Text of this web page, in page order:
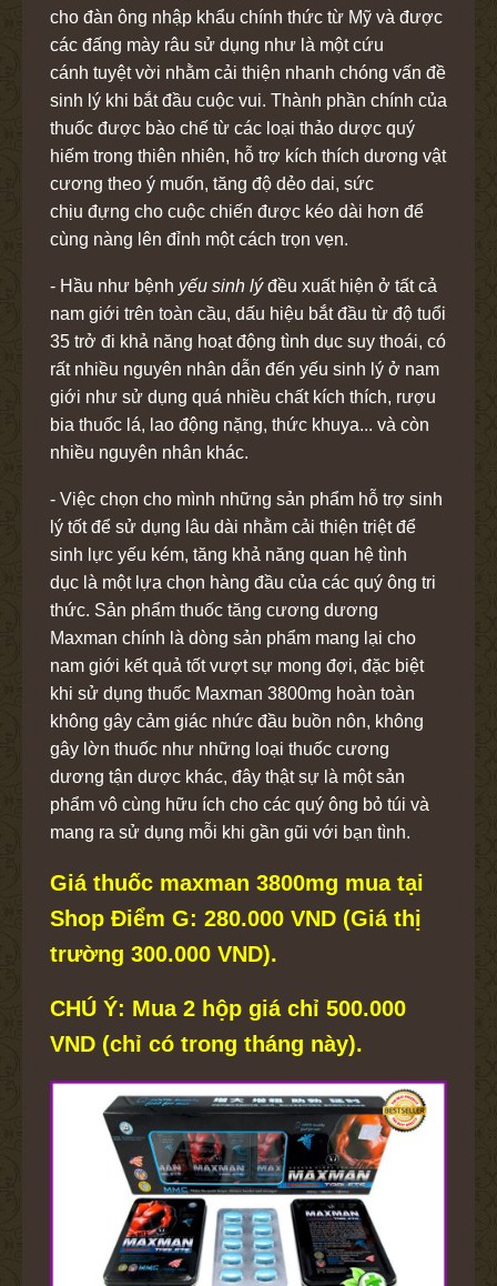
cho đàn ông nhập khẩu chính thức từ Mỹ và được
các đấng mày râu sử dụng như là một cứu
cánh tuyệt vời nhằm cải thiện nhanh chóng vấn đề
sinh lý khi bắt đầu cuộc vui. Thành phần chính của
thuốc được bào chế từ các loại thảo dược quý
hiếm trong thiên nhiên, hỗ trợ kích thích dương vật
cương theo ý muốn, tăng độ dẻo dai, sức
chịu đựng cho cuộc chiến được kéo dài hơn để
cùng nàng lên đỉnh một cách trọn vẹn.
- Hầu như bệnh yếu sinh lýđều xuất hiện ở tất cả
nam giới trên toàn cầu, dấu hiệu bắt đầu từ độ tuổi
35 trở đi khả năng hoạt động tình dục suy thoái, có
rất nhiều nguyên nhân dẫn đến yếu sinh lý ở nam
giới như sử dụng quá nhiều chất kích thích, rượu
bia thuốc lá, lao động nặng, thức khuya... và còn
nhiều nguyên nhân khác.
- Việc chọn cho mình những sản phẩm hỗ trợ sinh
lý tốt để sử dụng lâu dài nhằm cải thiện triệt để
sinh lực yếu kém, tăng khả năng quan hệ tình
dục là một lựa chọn hàng đầu của các quý ông tri
thức. Sản phẩm thuốc tăng cương dương
Maxman chính là dòng sản phẩm mang lại cho
nam giới kết quả tốt vượt sự mong đợi, đặc biệt
khi sử dụng thuốc Maxman 3800mg hoàn toàn
không gây cảm giác nhức đầu buồn nôn, không
gây lờn thuốc như những loại thuốc cương
dương tận dược khác, đây thật sự là một sản
phẩm vô cùng hữu ích cho các quý ông bỏ túi và
mang ra sử dụng mỗi khi gần gũi với bạn tình.
Giá thuốc maxman 3800mg mua tại
Shop Điểm G: 280.000 VND (Giá thị
trường 300.000 VND).
CHÚ Ý: Mua 2 hộp giá chỉ 500.000
VND (chỉ có trong tháng này).